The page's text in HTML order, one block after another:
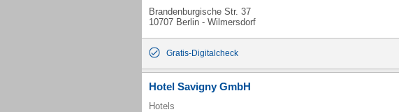
Brandenburgische Str. 37
10707 Berlin - Wilmersdorf
Gratis-Digitalcheck
Hotel Savigny GmbH
Hotels